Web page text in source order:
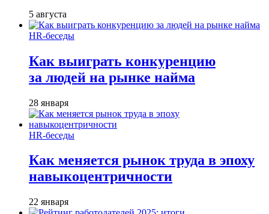
5 августа
HR-беседы
Как выиграть конкуренцию
за людей на рынке найма
28 января
HR-беседы
Как меняется рынок труда в эпоху
навыкоцентричности
22 января